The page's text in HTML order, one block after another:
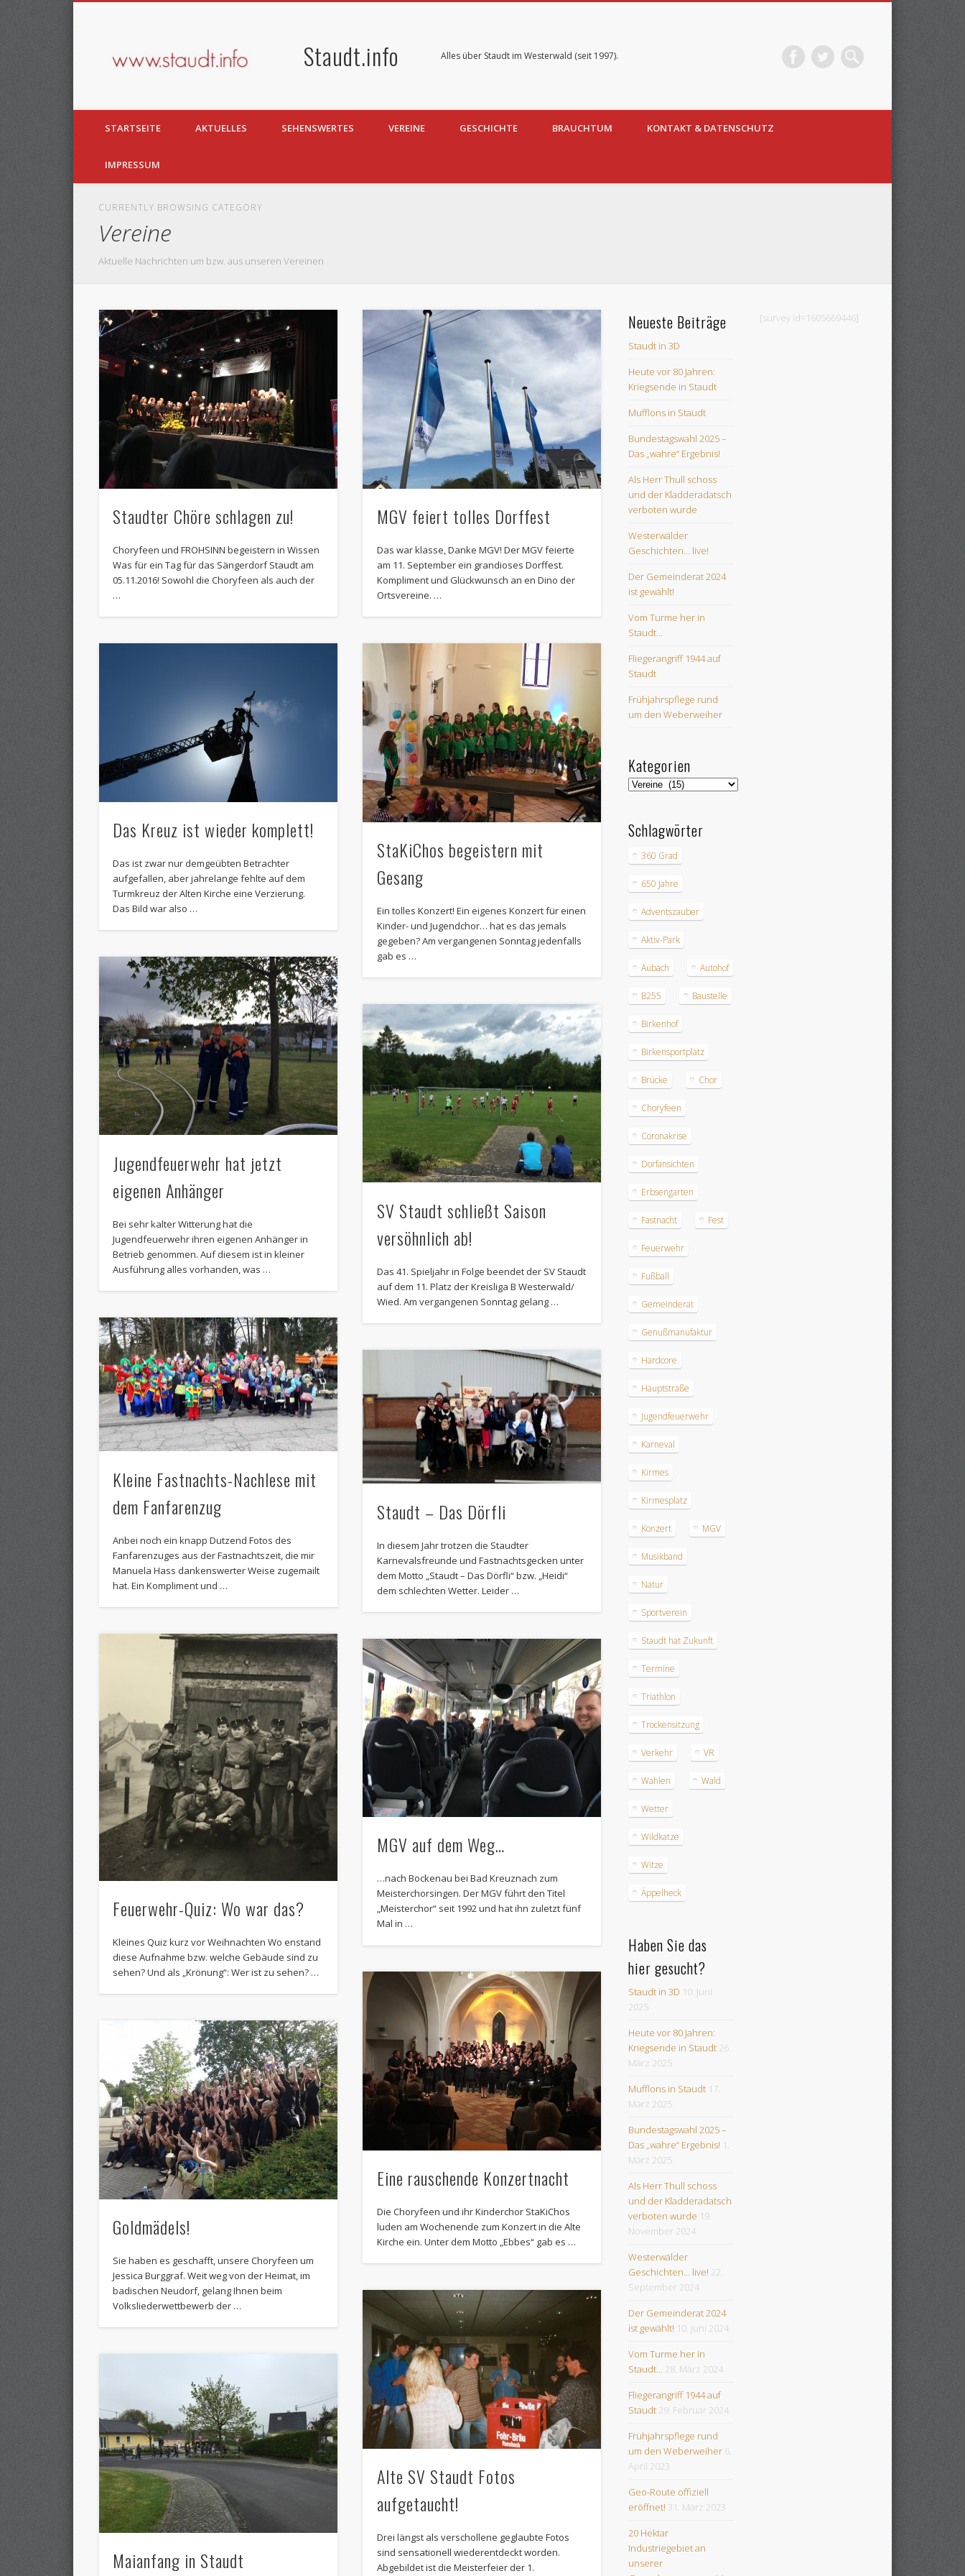
Staudt.info Alles über Staudt im Westerwald (seit 1997).
STARTSEITE AKTUELLES SEHENSWERTES VEREINE GESCHICHTE BRAUCHTUM KONTAKT & DATENSCHUTZ
IMPRESSUM
CURRENTLY BROWSING CATEGORY
Vereine
Aktuelle Nachrichten um bzw. aus unseren Vereinen
Staudter Chöre schlagen zu!
Choryfeen und FROHSINN begeistern in Wissen
Was für ein Tag für das Sängerdorf Staudt am
05.11.2016! Sowohl die Choryfeen als auch der
…
MGV feiert tolles Dorffest
Das war klasse, Danke MGV! Der MGV feierte
am 11. September ein grandioses Dorffest.
Kompliment und Glückwunsch an en Dino der
Ortsvereine. …
Das Kreuz ist wieder komplett!
Das ist zwar nur demgeübten Betrachter
aufgefallen, aber jahrelange fehlte auf dem
Turmkreuz der Alten Kirche eine Verzierung.
Das Bild war also …
StaKiChos begeistern mit
Gesang
Ein tolles Konzert! Ein eigenes Konzert für einen
Kinder- und Jugendchor… hat es das jemals
gegeben? Am vergangenen Sonntag jedenfalls
gab es …
Jugendfeuerwehr hat jetzt
eigenen Anhänger
Bei sehr kalter Witterung hat die
Jugendfeuerwehr ihren eigenen Anhänger in
Betrieb genommen. Auf diesem ist in kleiner
Ausführung alles vorhanden, was …
SV Staudt schließt Saison
versöhnlich ab!
Das 41. Spieljahr in Folge beendet der SV Staudt
auf dem 11. Platz der Kreisliga B Westerwald/
Wied. Am vergangenen Sonntag gelang …
Kleine Fastnachts-Nachlese mit
dem Fanfarenzug
Anbei noch ein knapp Dutzend Fotos des
Fanfarenzuges aus der Fastnachtszeit, die mir
Manuela Hass dankenswerter Weise zugemailt
hat. Ein Kompliment und …
Staudt – Das Dörfli
In diesem Jahr trotzen die Staudter
Karnevalsfreunde und Fastnachtsgecken unter
dem Motto „Staudt – Das Dörfli“ bzw. „Heidi“
dem schlechten Wetter. Leider …
Feuerwehr-Quiz: Wo war das?
Kleines Quiz kurz vor Weihnachten Wo enstand
diese Aufnahme bzw. welche Gebäude sind zu
sehen? Und als „Krönung“: Wer ist zu sehen? …
MGV auf dem Weg…
…nach Bockenau bei Bad Kreuznach zum
Meisterchorsingen. Der MGV führt den Titel
„Meisterchor“ seit 1992 und hat ihn zuletzt fünf
Mal in …
Eine rauschende Konzertnacht
Die Choryfeen und ihr Kinderchor StaKiChos
luden am Wochenende zum Konzert in die Alte
Kirche ein. Unter dem Motto „Ebbes“ gab es …
Goldmädels!
Sie haben es geschafft, unsere Choryfeen um
Jessica Burggraf. Weit weg von der Heimat, im
badischen Neudorf, gelang Ihnen beim
Volksliederwettbewerb der …
Alte SV Staudt Fotos
aufgetaucht!
Drei längst als verschollene geglaubte Fotos
sind sensationell wiederentdeckt worden.
Abgebildet ist die Meisterfeier der 1.
Maianfang in Staudt
Neueste Beiträge
Staudt in 3D
Heute vor 80 Jahren:
Kriegsende in Staudt
Mufflons in Staudt
Bundestagswahl 2025 –
Das „wahre“ Ergebnis!
Als Herr Thull schoss
und der Kladderadatsch
verboten wurde
Westerwälder
Geschichten… live!
Der Gemeinderat 2024
ist gewählt!
Vom Turme her in
Staudt…
Fliegerangriff 1944 auf
Staudt
Frühjahrspflege rund
um den Weberweiher
Kategorien
Kategorien
Schlagwörter
360 Grad
650 Jahre
Adventszauber
Aktiv-Park
Aubach Autohof
B255 Baustelle
Birkenhof
Birkensportplatz
Brücke Chor
Choryfeen
Coronakrise
Dorfansichten
Erbsengarten
Fastnacht Fest
Feuerwehr
Fußball
Gemeinderat
Genußmanufaktur
Hardcore
Hauptstraße
Jugendfeuerwehr
Karneval
Kirmes
Kirmesplatz
Konzert MGV
Musikband
Natur
Sportverein
Staudt hat Zukunft
Termine
Triathlon
Trockensitzung
Verkehr VR
Wahlen Wald
Wetter
Wildkatze
Witze
Äppelheck
Haben Sie das
hier gesucht?
Staudt in 3D 10. Juni
2025
Heute vor 80 Jahren:
Kriegsende in Staudt 26.
März 2025
Mufflons in Staudt 17.
März 2025
Bundestagswahl 2025 –
Das „wahre“ Ergebnis! 1.
März 2025
Als Herr Thull schoss
und der Kladderadatsch
verboten wurde 19.
November 2024
Westerwälder
Geschichten… live! 22.
September 2024
Der Gemeinderat 2024
ist gewählt! 10. Juni 2024
Vom Turme her in
Staudt…
28. März 2024
Fliegerangriff 1944 auf
Staudt 29. Februar 2024
Frühjahrspflege rund
um den Weberweiher 6.
April 2023
Geo-Route offiziell
eröffnet! 31. März 2023
20 Hektar
Industriegebiet an
unserer
[survey id=1605669446]